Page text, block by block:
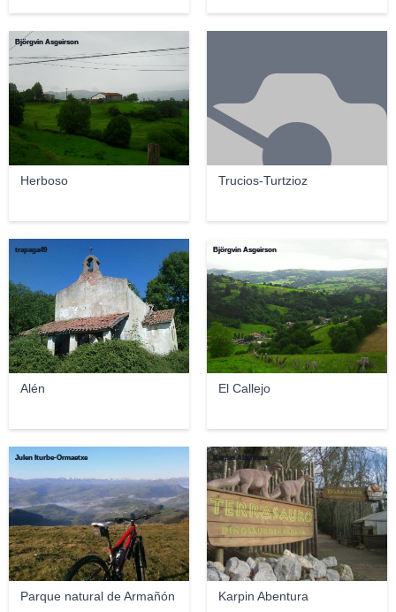
Herboso
Björgvin Asgeirson
Trucios-Turtzioz
Alén
trapaga49
El Callejo
Björgvin Asgeirson
Parque natural de Armañón
Julen Iturbe-Ormaetxe
Karpin Abentura
Karpin Abentura